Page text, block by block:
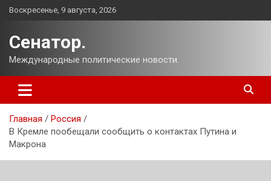
Перейти
Воскресенье, 9 августа, 2026
Сенатор.
Международные политические новости.
Главная
Россия
В Кремле пообещали сообщить о контактах Путина и
Макрона